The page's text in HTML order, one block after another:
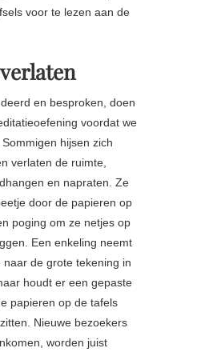
voor te lezen aan de
en besproken, doen
voordat we
hijsen zich
verlaten de ruimte,
en napraten. Ze
door de papieren op
poging om ze netjes op
Een enkeling neemt
de grote tekening in
houdt er een gepaste
papieren op de tafels
Nieuwe bezoekers
worden juist